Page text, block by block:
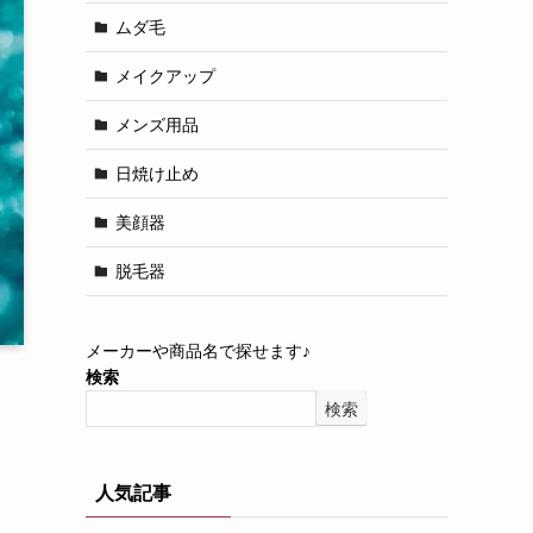
ムダ毛
メイクアップ
メンズ用品
日焼け止め
美顔器
脱毛器
メーカーや商品名で探せます♪
検索
検索
人気記事